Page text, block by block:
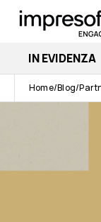
IN EVIDENZA
Home Blog